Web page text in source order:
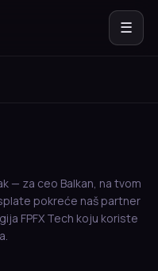
☰
— za ceo Balkan, na tvom
pokreće naš partner
FPFX Tech koju koriste